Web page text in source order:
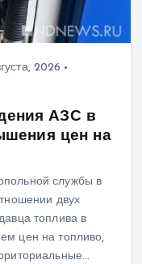
2026
АЗС в
цен на
службы в
двух
топлива в
цен на топливо,